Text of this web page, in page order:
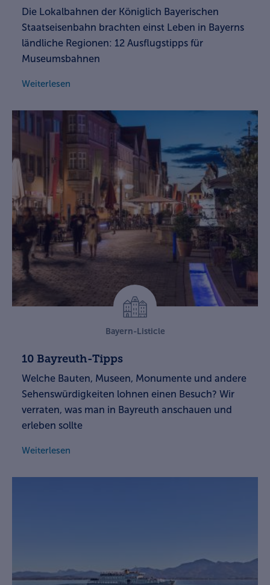
Die Lokalbahnen der Königlich Bayerischen
Staatseisenbahn brachten einst Leben in Bayerns
ländliche Regionen: 12 Ausflugstipps für
Museumsbahnen
Weiterlesen
Bayern-Listicle
10 Bayreuth-Tipps
Welche Bauten, Museen, Monumente und andere
Sehenswürdigkeiten lohnen einen Besuch? Wir
verraten, was man in Bayreuth anschauen und
erleben sollte
Weiterlesen